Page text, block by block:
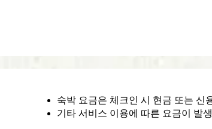
숙박 요금은 체크인 시 현금 또는 신
기타 서비스 이용에 따른 요금이 발